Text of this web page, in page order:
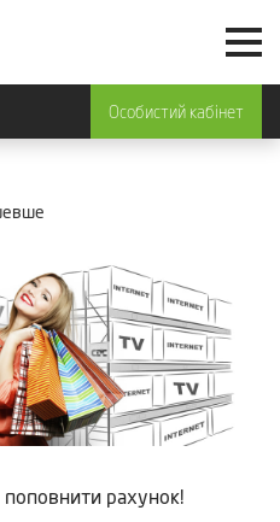
Особистий кабінет
рахунок!